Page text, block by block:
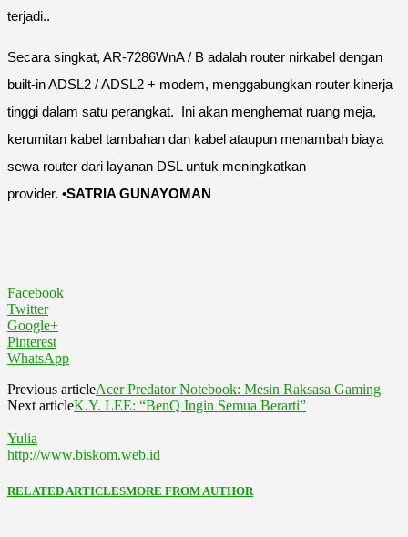
terjadi..
Secara singkat, AR-7286WnA / B adalah router nirkabel dengan
built-in ADSL2 / ADSL2 + modem, menggabungkan router kinerja
tinggi dalam satu perangkat. Ini akan menghemat ruang meja,
kerumitan kabel tambahan dan kabel ataupun menambah biaya
sewa router dari layanan DSL untuk meningkatkan
provider. •SATRIA GUNAYOMAN
Facebook
Twitter
Google+
Pinterest
WhatsApp
Previous articleAcer Predator Notebook: Mesin Raksasa Gaming
Next articleK.Y. LEE: “BenQ Ingin Semua Berarti”
Yulia
http://www.biskom.web.id
RELATED ARTICLESMORE FROM AUTHOR